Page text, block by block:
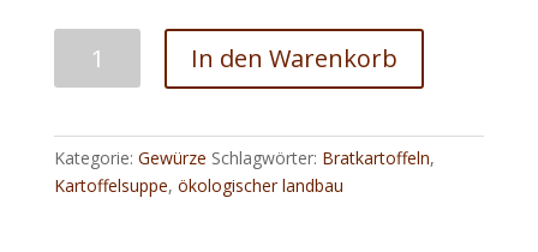
(geschnitten)
Landbau
Menge
In den Warenkorb
Kategorie: Gewürze Schlagwörter: Bratkartoffeln,
Kartoffelsuppe, ökologischer landbau